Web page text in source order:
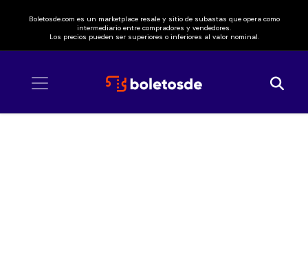
Boletosde.com es un marketplace resale y sitio de subastas que opera como
intermediario entre compradores y vendedores.
Los precios pueden ser superiores o inferiores al valor nominal.